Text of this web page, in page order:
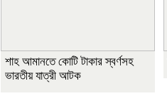
শাহ আমানতে কোটি টাকার স্বর্ণসহ
ভারতীয় যাত্রী আটক